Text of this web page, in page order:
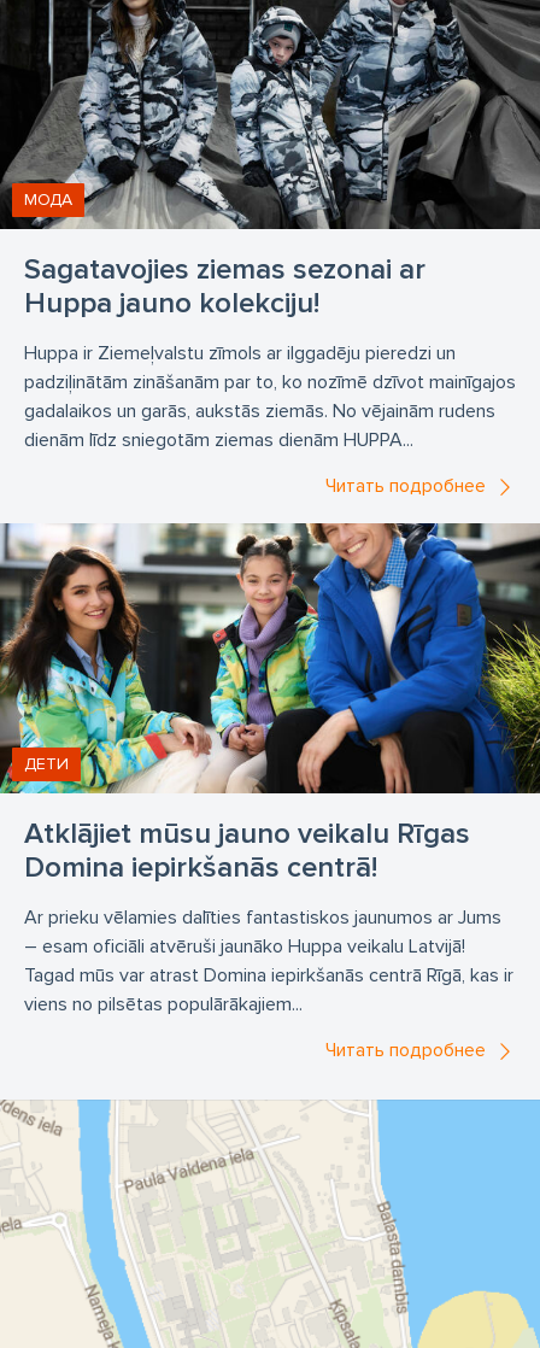
Sagatavojies ziemas sezonai ar
Huppa jauno kolekciju!
МОДА
Huppa ir Ziemeļvalstu zīmols ar ilggadēju pieredzi un
padziļinātām zināšanām par to, ko nozīmē dzīvot mainīgajos
gadalaikos un garās, aukstās ziemās. No vējainām rudens
dienām līdz sniegotām ziemas dienām HUPPA...
Читать подробнее
Atklājiet mūsu jauno veikalu Rīgas
Domina iepirkšanās centrā!
ДЕТИ
Ar prieku vēlamies dalīties fantastiskos jaunumos ar Jums
– esam oficiāli atvēruši jaunāko Huppa veikalu Latvijā!
Tagad mūs var atrast Domina iepirkšanās centrā Rīgā, kas ir
viens no pilsētas populārākajiem...
Читать подробнее